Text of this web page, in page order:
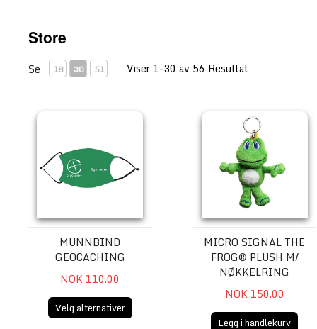
Store
Se 18 30 51 Viser 1-30 av 56 Resultat
MUNNBIND
GEOCACHING
NOK 110.00
Velg alternativer
MICRO SIGNAL THE
FROG® PLUSH M/
NØKKELRING
NOK 150.00
Legg i handlekurv